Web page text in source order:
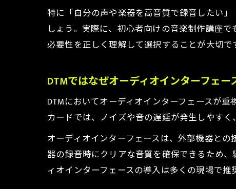
コ
特に「自分の声や楽器を高音質で録音したい
しょう。実際に、初心者向けの音楽制作講座
必要性を正しく理解して選択することが大切で
DTMではなぜオーディオインターフェ
DTMにおいてオーディオインターフェースが
カードでは、ノイズや音の遅延が発生しやす
オーディオインターフェースは、外部機器と
器の録音時にクリアな音質を確保できるため
ィオインターフェースの導入は多くの現場で推